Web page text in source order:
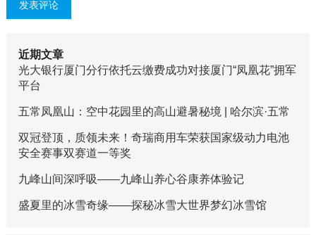
近期文章
光大银行厦门分行依托云缴费成功对接厦门“凤凰花”拥军
平台
五常凤凰山：空中花园里的高山避暑秘境 | 哈尔滨·五常
双冠登顶，质领未来！奇瑞商用车荣获国家级动力电池
安全赛事双赛道一等奖
九峰山间深呼吸——九峰山养心谷康养体验记
盛夏里的冰雪奇缘——探秘冰雪大世界梦幻冰雪馆